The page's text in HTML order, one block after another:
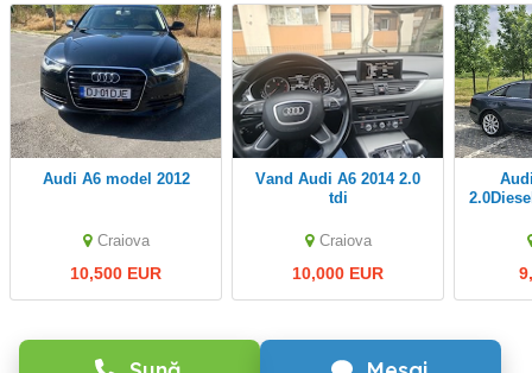
Audi A6 model 2012
Craiova
10,500 EUR
Vand Audi A6 2014 2.0
tdi
Craiova
10,000 EUR
Audi A6 C7 2012